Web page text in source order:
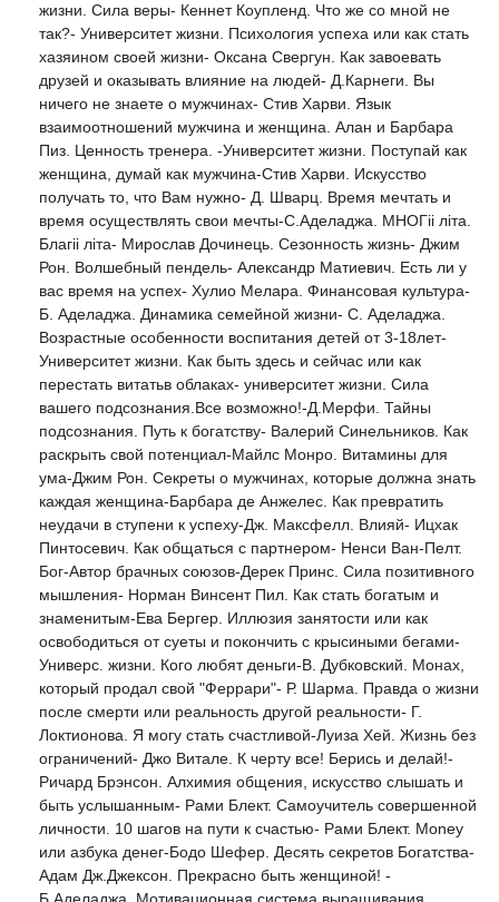
жизни. Сила веры- Кеннет Коупленд. Что же со мной не
так?- Университет жизни. Психология успеха или как стать
хазяином своей жизни- Оксана Свергун. Как завоевать
друзей и оказывать влияние на людей- Д.Карнеги. Вы
ничего не знаете о мужчинах- Стив Харви. Язык
взаимоотношений мужчина и женщина. Алан и Барбара
Пиз. Ценность тренера. -Университет жизни. Поступай как
женщина, думай как мужчина-Стив Харви. Искусство
получать то, что Вам нужно- Д. Шварц. Время мечтать и
время осуществлять свои мечты-С.Аделаджа. МНОГii лiта.
Благii лiта- Мирослав Дочинець. Сезонность жизнь- Джим
Рон. Волшебный пендель- Александр Матиевич. Есть ли у
вас время на успех- Хулио Мелара. Финансовая культура-
Б. Аделаджа. Динамика семейной жизни- С. Аделаджа.
Возрастные особенности воспитания детей от 3-18лет-
Университет жизни. Как быть здесь и сейчас или как
перестать витатьв облаках- университет жизни. Сила
вашего подсознания.Все возможно!-Д.Мерфи. Тайны
подсознания. Путь к богатству- Валерий Синельников. Как
раскрыть свой потенциал-Майлс Монро. Витамины для
ума-Джим Рон. Секреты о мужчинах, которые должна знать
каждая женщина-Барбара де Анжелес. Как превратить
неудачи в ступени к успеху-Дж. Максфелл. Влияй- Ицхак
Пинтосевич. Как общаться с партнером- Ненси Ван-Пелт.
Бог-Автор брачных союзов-Дерек Принс. Сила позитивного
мышления- Норман Винсент Пил. Как стать богатым и
знаменитым-Ева Бергер. Иллюзия занятости или как
освободиться от суеты и покончить с крысиными бегами-
Универс. жизни. Кого любят деньги-В. Дубковский. Монах,
который продал свой "Феррари"- Р. Шарма. Правда о жизни
после смерти или реальность другой реальности- Г.
Локтионова. Я могу стать счастливой-Луиза Хей. Жизнь без
ограничений- Джо Витале. К черту все! Берись и делай!-
Ричард Брэнсон. Алхимия общения, искусство слышать и
быть услышанным- Рами Блект. Самоучитель совершенной
личности. 10 шагов на пути к счастью- Рами Блект. Money
или азбука денег-Бодо Шефер. Десять секретов Богатства-
Адам Дж.Джексон. Прекрасно быть женщиной! -